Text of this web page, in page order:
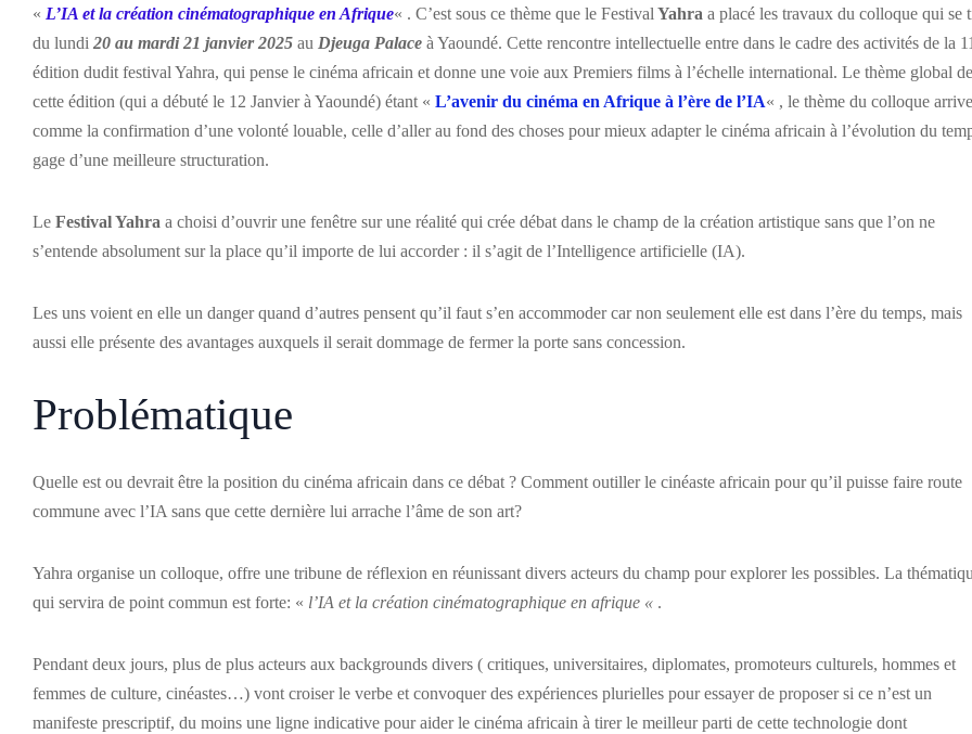
« L’IA et la création cinématographique en Afrique« . C’est sous ce thème que le Festival Yahra a placé les travaux du colloque qui se
du lundi 20 au mardi 21 janvier 2025 au Djeuga Palace à Yaoundé. Cette rencontre intellectuelle entre dans le cadre des activités de la
édition dudit festival Yahra, qui pense le cinéma africain et donne une voie aux Premiers films à l’échelle international. Le thème global de
cette édition (qui a débuté le 12 Janvier à Yaoundé) étant « L’avenir du cinéma en Afrique à l’ère de l’IA« , le thème du colloque arrive
comme la confirmation d’une volonté louable, celle d’aller au fond des choses pour mieux adapter le cinéma africain à l’évolution du
gage d’une meilleure structuration.
Le Festival Yahra a choisi d’ouvrir une fenêtre sur une réalité qui crée débat dans le champ de la création artistique sans que l’on ne
s’entende absolument sur la place qu’il importe de lui accorder : il s’agit de l’Intelligence artificielle (IA).
Les uns voient en elle un danger quand d’autres pensent qu’il faut s’en accommoder car non seulement elle est dans l’ère du temps, mais
aussi elle présente des avantages auxquels il serait dommage de fermer la porte sans concession.
Problématique
Quelle est ou devrait être la position du cinéma africain dans ce débat ? Comment outiller le cinéaste africain pour qu’il puisse faire route
commune avec l’IA sans que cette dernière lui arrache l’âme de son art?
Yahra organise un colloque, offre une tribune de réflexion en réunissant divers acteurs du champ pour explorer les possibles. La
qui servira de point commun est forte: « l’IA et la création cinématographique en afrique « .
Pendant deux jours, plus de plus acteurs aux backgrounds divers ( critiques, universitaires, diplomates, promoteurs culturels, hommes et
femmes de culture, cinéastes…) vont croiser le verbe et convoquer des expériences plurielles pour essayer de proposer si ce n’est un
manifeste prescriptif, du moins une ligne indicative pour aider le cinéma africain à tirer le meilleur parti de cette technologie dont